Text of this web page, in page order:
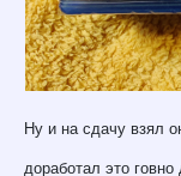
Ну и на сдачу взял
доработал это